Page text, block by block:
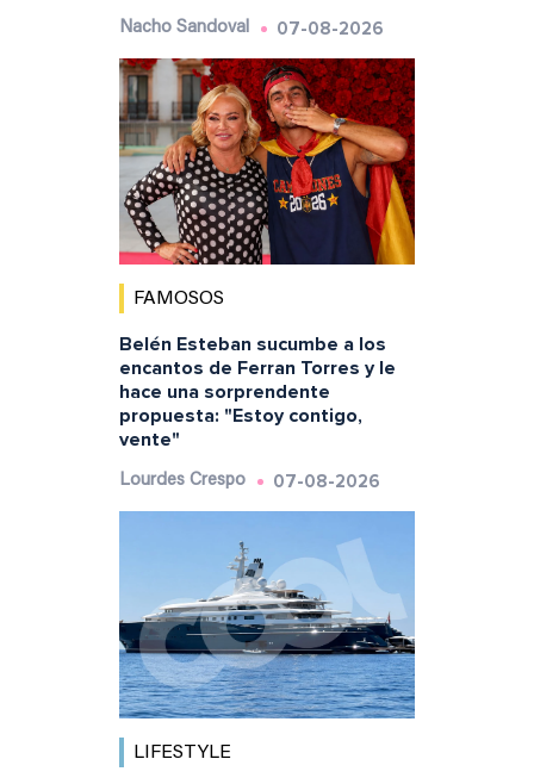
Nacho Sandoval 07-08-2026
FAMOSOS
Belén Esteban sucumbe a los
encantos de Ferran Torres y le
hace una sorprendente
propuesta: "Estoy contigo,
vente"
Lourdes Crespo 07-08-2026
LIFESTYLE